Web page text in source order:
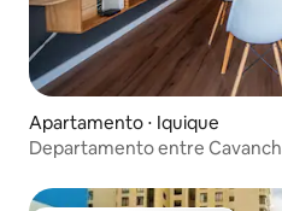
Apartamento ⋅ Iquique
Departamento entre